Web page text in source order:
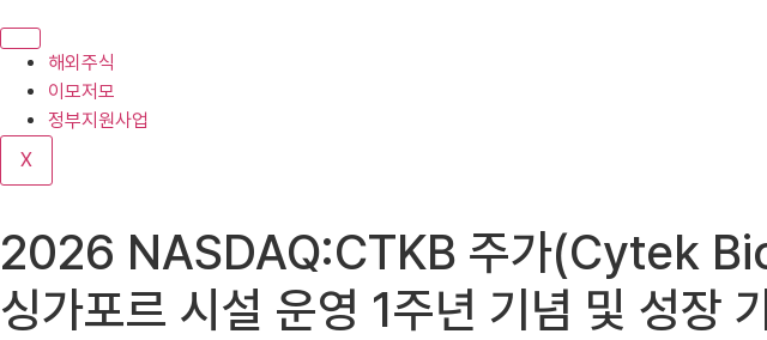
로
기
해외주식
이모저모
정부지원사업
X
2026 NASDAQ:CTKB 주가(Cytek
싱가포르 시설 운영 1주년 기념 및 성장